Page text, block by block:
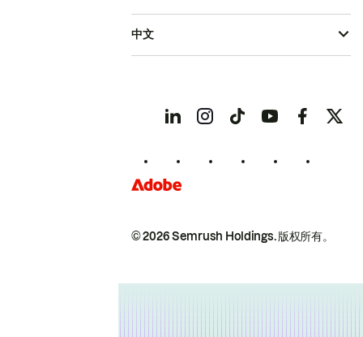
© 2026 Semrush Holdings.版权所有。
中文